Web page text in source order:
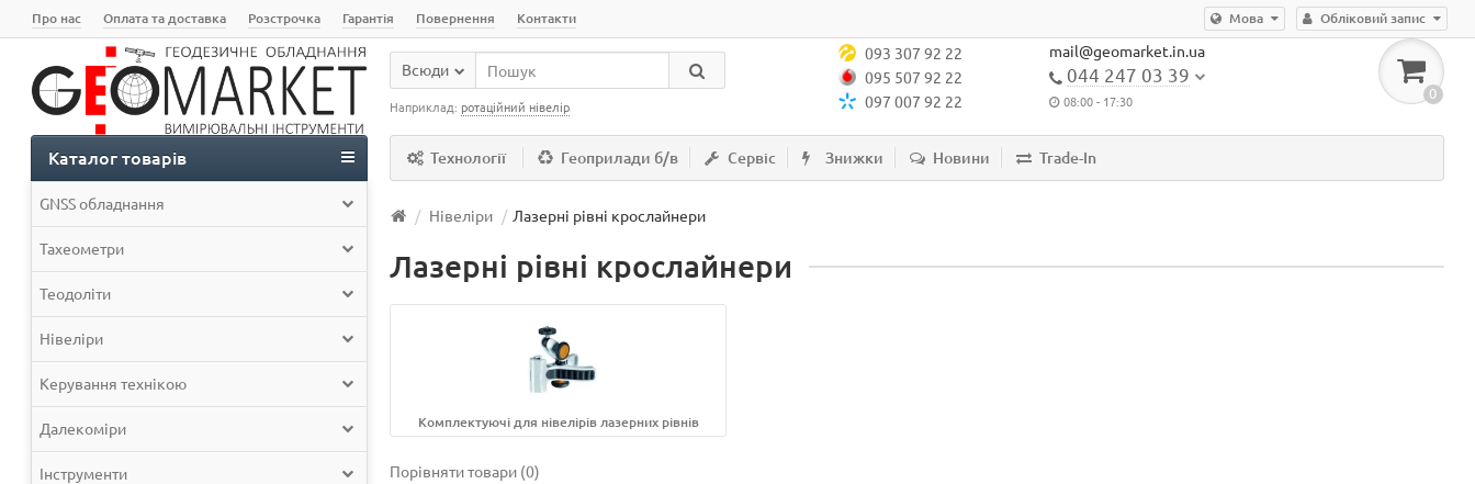
Обліковий запис
Мова
Про нас Оплата та доставка Розстрочка Гарантія Повернення Контакти
Всюди
Наприклад: ротаційний нівелір
093 307 92 22
095 507 92 22
097 007 92 22
mail@geomarket.in.ua
044 247 03 39
08:00 - 17:30 0
Технології Геоприлади б/в Сервіс Знижки Новини Trade-In
Каталог товарів
GNSS обладнання
Тахеометри
Теодоліти
Нівеліри
Керування технікою
Далекоміри
Інструменти
Нівеліри Лазерні рівні крослайнери
Лазерні рівні крослайнери
Комплектуючі для нівелірів лазерних рівнів
Порівняти товари (0)